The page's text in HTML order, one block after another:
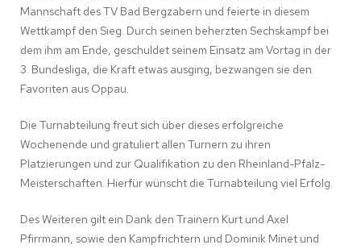
Mannschaft des TV Bad Bergzabern und feierte in diesem
Wettkampf den Sieg. Durch seinen beherzten Sechskampf bei
dem ihm am Ende, geschuldet seinem Einsatz am Vortag in der
3. Bundesliga, die Kraft etwas ausging, bezwangen sie den
Favoriten aus Oppau.
Die Turnabteilung freut sich über dieses erfolgreiche
Wochenende und gratuliert allen Turnern zu ihren
Platzierungen und zur Qualifikation zu den Rheinland-Pfalz-
Meisterschaften. Hierfür wünscht die Turnabteilung viel Erfolg.
Des Weiteren gilt ein Dank den Trainern Kurt und Axel
Pfirrmann, sowie den Kampfrichtern und Dominik Minet und